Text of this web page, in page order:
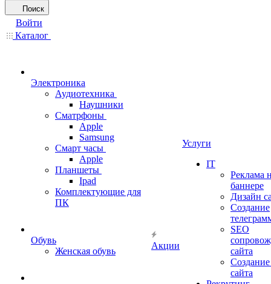
Поиск
Войти
Каталог
Электроника
Аудиотехника
Наушники
Сматрфоны
Apple
Samsung
Смарт часы
Apple
Планшеты
Ipad
Комплектующие для
ПК
Обувь
Женская обувь
Акции
Услуги
IT
Реклама
баннере
Дизайн
Создание
SEO
сайта
сайта